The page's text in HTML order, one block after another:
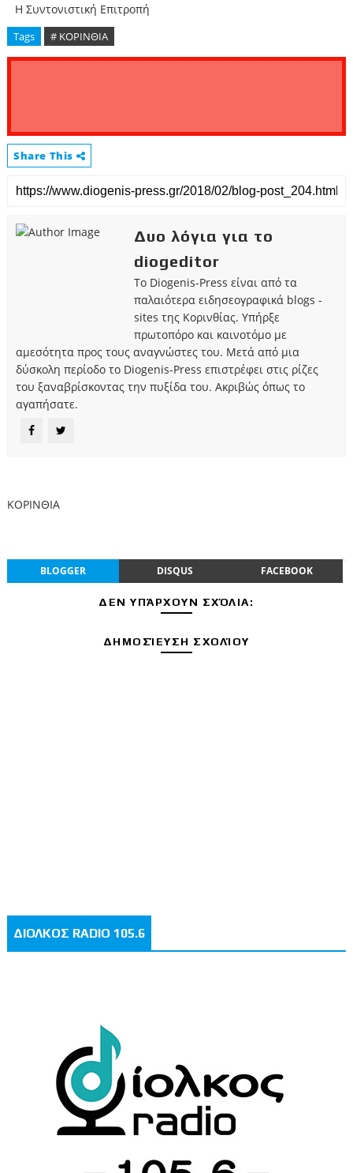
Η Συντονιστική Επιτροπή
Tags # ΚΟΡΙΝΘΙΑ
Share This
Δυο λόγια για το
diogeditor
Το Diogenis-Press είναι από τα
παλαιότερα ειδησεογραφικά blogs -
sites της Κορινθίας. Υπήρξε
πρωτοπόρο και καινοτόμο με
αμεσότητα προς τους αναγνώστες του. Μετά από μια
δύσκολη περίοδο το Diogenis-Press επιστρέφει στις ρίζες
του ξαναβρίσκοντας την πυξίδα του. Ακριβώς όπως το
αγαπήσατε.
ΚΟΡΙΝΘΙΑ
BLOGGER DISQUS FACEBOOK
ΔΕΝ ΥΠΆΡΧΟΥΝ ΣΧΌΛΙΑ:
ΔΗΜΟΣΊΕΥΣΗ ΣΧΟΛΊΟΥ
ΔΙΟΛΚΟΣ RADIO 105.6